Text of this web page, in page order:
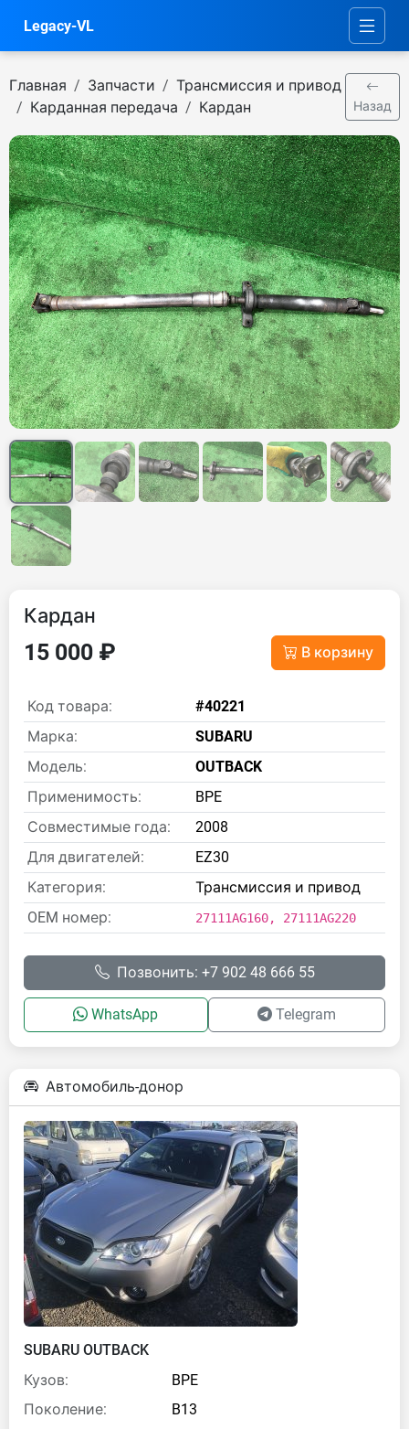
Legacy-VL
Главная Запчасти
Трансмиссия и привод
Карданная передача
Кардан Назад
Кардан
15 000 ₽ В корзину
Код товара:
#40221
Марка:
SUBARU
Модель:
OUTBACK
Применимость:
BPE
Совместимые года:
2008
Для двигателей:
EZ30
Категория:
Трансмиссия и привод
OEM номер:
27111AG160, 27111AG220
Позвонить: +7 902 48 666 55
WhatsApp Telegram
Автомобиль-донор
SUBARU OUTBACK
Кузов:
BPE
Поколение:
B13